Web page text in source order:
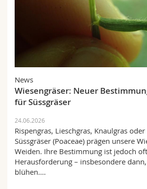
News
Wiesengräser: Neuer
für Süssgräser
24.06.2026
Rispengras, Lieschgras, Knaulgras
Süssgräser (Poaceae) prägen unsere
Weiden. Ihre Bestimmung ist jedoch
Herausforderung – insbesondere
blühen.…